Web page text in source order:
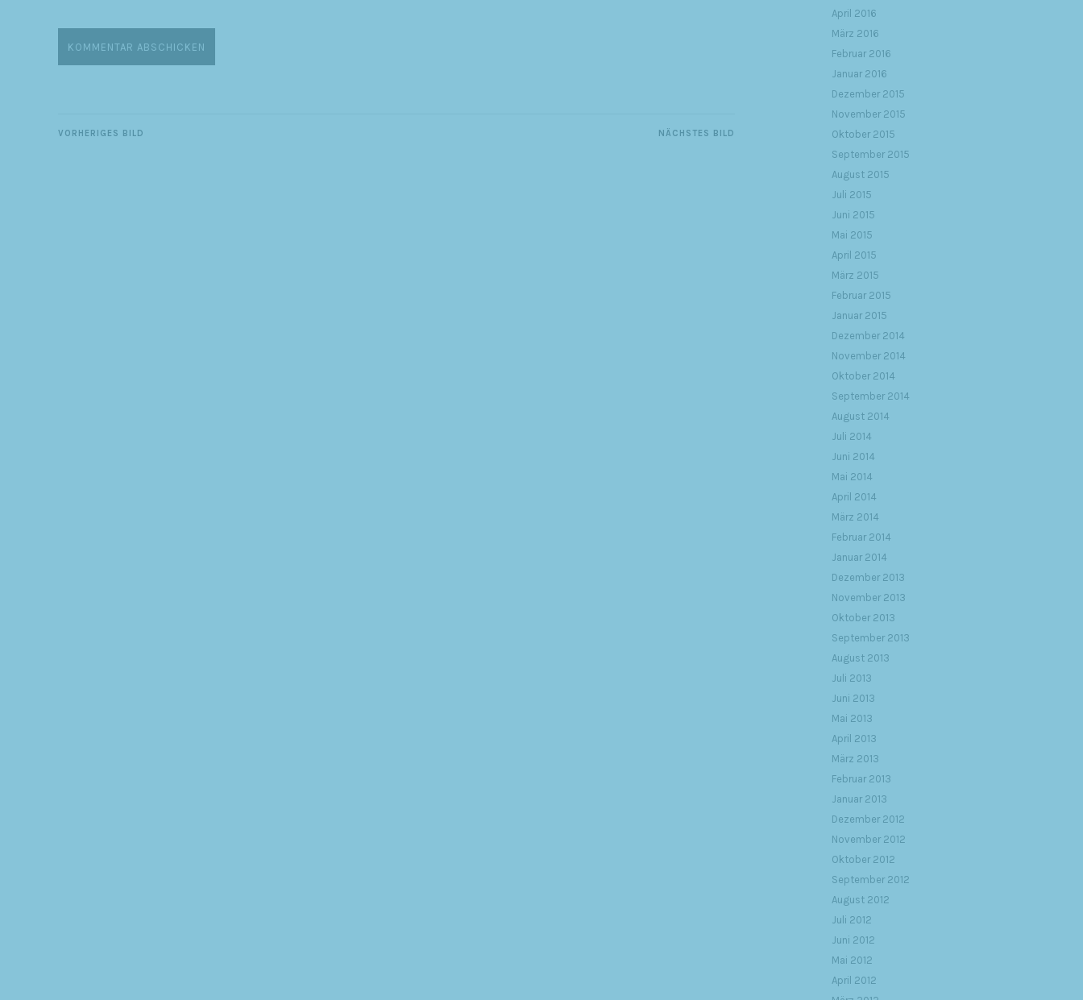
NÄCHSTES BILD
VORHERIGES BILD
April 2016
März 2016
Februar 2016
Januar 2016
Dezember 2015
November 2015
Oktober 2015
September 2015
August 2015
Juli 2015
Juni 2015
Mai 2015
April 2015
März 2015
Februar 2015
Januar 2015
Dezember 2014
November 2014
Oktober 2014
September 2014
August 2014
Juli 2014
Juni 2014
Mai 2014
April 2014
März 2014
Februar 2014
Januar 2014
Dezember 2013
November 2013
Oktober 2013
September 2013
August 2013
Juli 2013
Juni 2013
Mai 2013
April 2013
März 2013
Februar 2013
Januar 2013
Dezember 2012
November 2012
Oktober 2012
September 2012
August 2012
Juli 2012
Juni 2012
Mai 2012
April 2012